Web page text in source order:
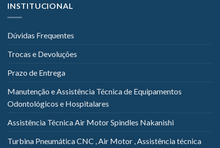
INSTITUCIONAL
Dúvidas Frequentes
Trocas e Devoluções
Prazo de Entrega
Manutenção e Assistência Técnica de Equipamentos
Odontológicos e Hospitalares
Assistência Técnica Air Motor Spindles Nakanishi
Turbina Pneumática CNC , Air Motor , Assistência técnica